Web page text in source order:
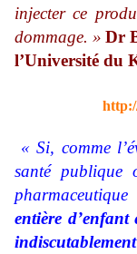
injecter ce
dommage. » Dr
l’Université du
« Si, comme
santé publique
entière d’enfant